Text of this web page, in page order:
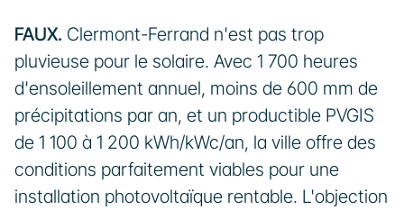
FAUX. Clermont-Ferrand n'est pas trop
pluvieuse pour le solaire. Avec 1 700 heures
d'ensoleillement annuel, moins de 600 mm de
précipitations par an, et un productible PVGIS
de 1 100 à 1 200 kWh/kWc/an, la ville offre des
conditions parfaitement viables pour une
installation photovoltaïque rentable. L'objection